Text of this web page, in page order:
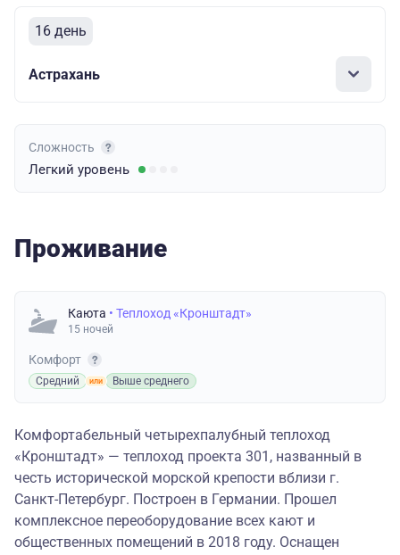
16 день
Астрахань
Сложность
Легкий уровень
Проживание
Каюта • Теплоход «Кронштадт»
15 ночей
Комфорт
Средний Выше среднего
Комфортабельный четырехпалубный теплоход
«Кронштадт» — теплоход проекта 301, названный в
честь исторической морской крепости вблизи г.
Санкт-Петербург. Построен в Германии. Прошел
комплексное переоборудование всех кают и
общественных помещений в 2018 году. Оснащен